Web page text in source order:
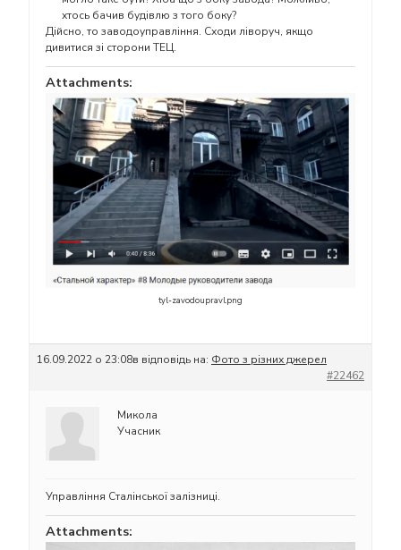
хтось бачив будівлю з того боку?
Дійсно, то заводоуправління. Сходи ліворуч, якщо
дивитися зі сторони ТЕЦ.
Attachments:
tyl-zavodoupravl.png
16.09.2022 о 23:08в відповідь на: Фото з різних джерел
#22462
Микола
Учасник
Управління Сталінської залізниці.
Attachments: